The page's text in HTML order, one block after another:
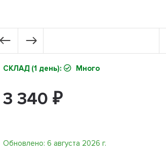
СКЛАД (1 день): Много
3 340 ₽
Обновлено: 6 августа 2026 г.